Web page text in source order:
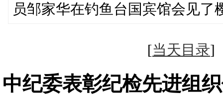
员邹家华在钓鱼台国宾馆会见了
[当天目录
中纪委表彰纪检先进组